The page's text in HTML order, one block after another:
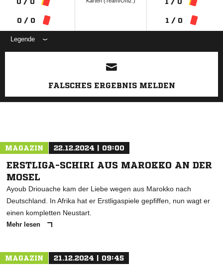
0 / 0 1 / 0
Legende
ANZEIGE
FALSCHES ERGEBNIS MELDEN
MAGAZIN 22.12.2024 | 09:00
ERSTLIGA-SCHIRI AUS MAROKKO AN DER
MOSEL
Ayoub Driouache kam der Liebe wegen aus Marokko nach
Deutschland. In Afrika hat er Erstligaspiele gepfiffen, nun wagt er
einen kompletten Neustart.
Mehr lesen
MAGAZIN 21.12.2024 | 09:45